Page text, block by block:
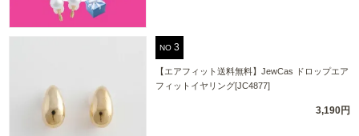
NO
【エアフィット送料無料】JewCas ドロップエア
フィットイヤリング[JC4877]
3,190円